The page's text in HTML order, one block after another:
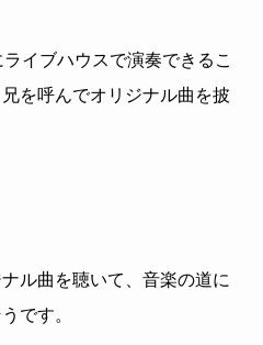
イブハウスで演奏できるこ
を呼んでオリジナル曲を披
ル曲を聴いて、音楽の道に
です。